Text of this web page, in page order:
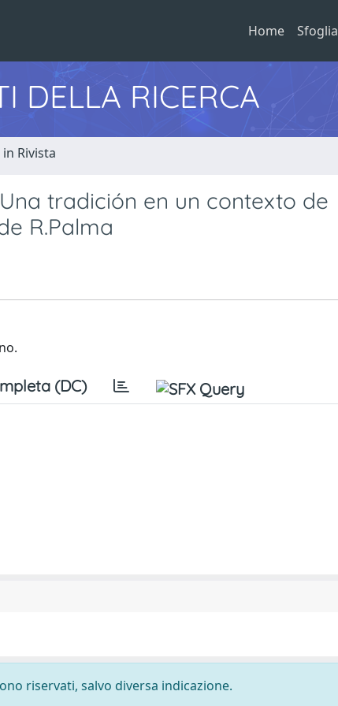
Home Sfoglia
DELLA RICERCA
Rivista
tradición en un contexto de
R.Palma
(DC)
riservati, salvo diversa indicazione.